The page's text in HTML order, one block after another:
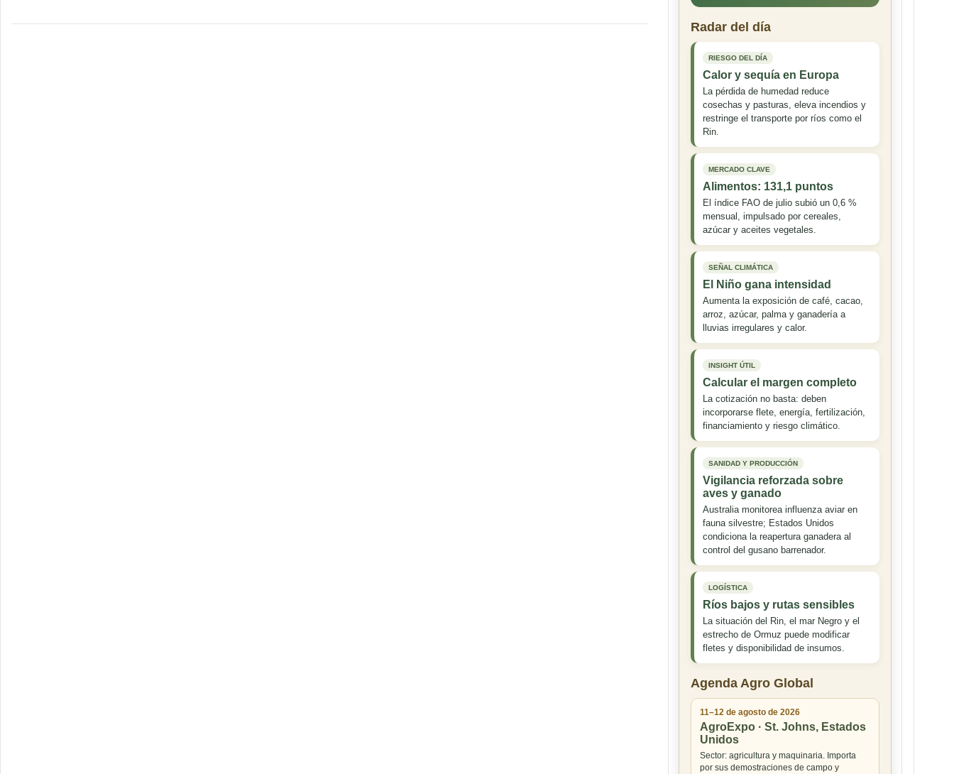
Radar del día
RIESGO DEL DÍA
Calor y sequía en Europa
La pérdida de humedad reduce
cosechas y pasturas, eleva incendios y
restringe el transporte por ríos como el
Rin.
MERCADO CLAVE
Alimentos: 131,1 puntos
El índice FAO de julio subió un 0,6 %
mensual, impulsado por cereales,
azúcar y aceites vegetales.
SEÑAL CLIMÁTICA
El Niño gana intensidad
Aumenta la exposición de café, cacao,
arroz, azúcar, palma y ganadería a
lluvias irregulares y calor.
INSIGHT ÚTIL
Calcular el margen completo
La cotización no basta: deben
incorporarse flete, energía, fertilización,
financiamiento y riesgo climático.
SANIDAD Y PRODUCCIÓN
Vigilancia reforzada sobre
aves y ganado
Australia monitorea influenza aviar en
fauna silvestre; Estados Unidos
condiciona la reapertura ganadera al
control del gusano barrenador.
LOGÍSTICA
Ríos bajos y rutas sensibles
La situación del Rin, el mar Negro y el
estrecho de Ormuz puede modificar
fletes y disponibilidad de insumos.
Agenda Agro Global
11–12 de agosto de 2026
AgroExpo · St. Johns, Estados
Unidos
Sector: agricultura y maquinaria. Importa
por sus demostraciones de campo y